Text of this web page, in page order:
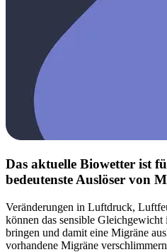
Das aktuelle Biowetter ist
bedeutenste Auslöser von
Veränderungen in Luftdruck,
können das sensible
bringen und damit eine Migräne
vorhandene Migräne